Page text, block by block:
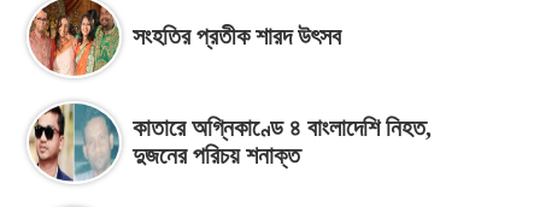
সংহতির প্রতীক শারদ উৎসব
কাতারে অগ্নিকাণ্ডে ৪ বাংলাদেশি নিহত,
দুজনের পরিচয় শনাক্ত